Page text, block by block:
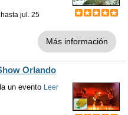
hasta jul. 25
Más información
Orlando
un evento Leer